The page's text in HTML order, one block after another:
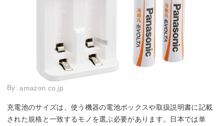
By:amazon.co.jp
充電池のサイズは、使う機器の電池ボックスや取扱説明書に記載
された規格と一致するモノを選ぶ必要があります。日本では単